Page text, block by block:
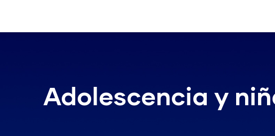
Adolescencia y